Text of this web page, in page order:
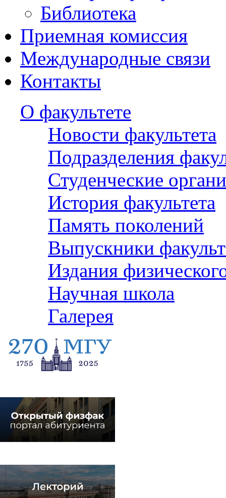
Библиотека
Приемная комиссия
Международные связи
Контакты
О факультете
Новости факультета
Подразделения
Студенческие
История факультета
Память поколений
Выпускники
Издания
Научная школа
Галерея